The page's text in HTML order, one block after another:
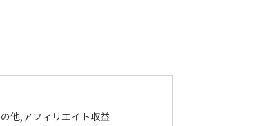
他,アフィリエイト収益